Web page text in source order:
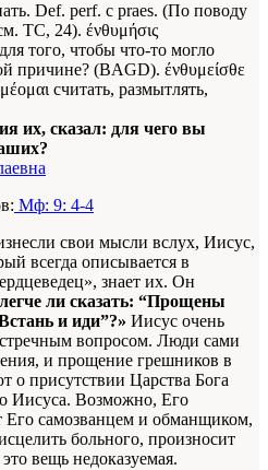
Def. perf. с praes. (По поводу
ТС, 24). ένθυμήσις
того, чтобы что-то могло
причине? (BAGD). ένθυμείσθε
считать, размытлять,
их, сказал: для чего вы
Мф: 9: 4-4
свои мысли вслух, Иисус,
всегда описывается в
знает их. Он
ли сказать: “Прощены
и иди”?» Иисус очень
вопросом. Люди сами
и прощение грешников в
о присутствии Царства Бога
Иисуса. Возможно, Его
самозванцем и обманщиком,
больного, произносит
вещь недоказуемая.